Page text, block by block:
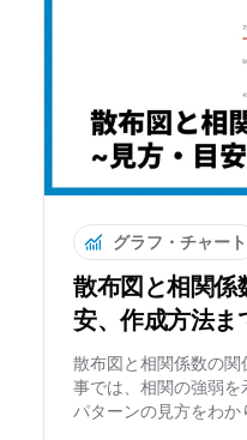
グラフ・チャート
散布図と相関係
安、作成方法ま
散布図と相関係数の
事では、相関の強弱
パターンの見方をわか